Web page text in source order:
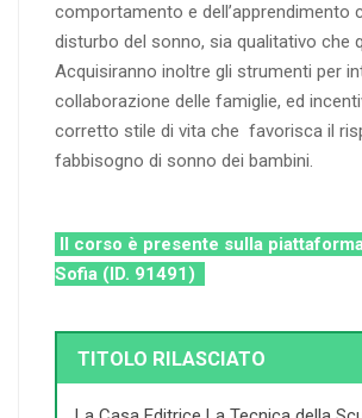
comportamento e dell’apprendimento
disturbo del sonno, sia qualitativo che
Acquisiranno inoltre gli strumenti per
collaborazione delle famiglie, ed
corretto stile di vita che favorisca il
fabbisogno di sonno dei bambini.
Il corso è presente sulla
Sofia (ID. 91491)
TITOLO RILASCIATO